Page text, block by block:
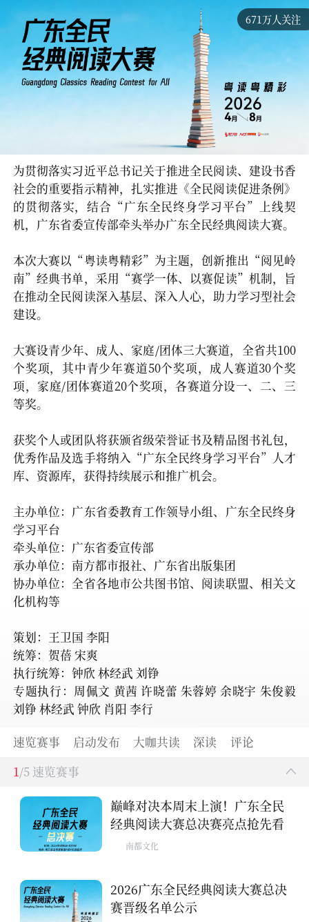
671万人关注
为贯彻落实习近平总书记关于推进全民阅读、建设书香
社会的重要指示精神，扎实推进《全民阅读促进条例》
的贯彻落实，结合“广东全民终身学习平台”上线契
机，广东省委宣传部牵头举办广东全民经典阅读大赛。
本次大赛以“粤读粤精彩”为主题，创新推出“阅见岭
南”经典书单，采用“赛学一体、以赛促读”机制，旨
在推动全民阅读深入基层、深入人心，助力学习型社会
建设。
大赛设青少年、成人、家庭/团体三大赛道，全省共100
个奖项，其中青少年赛道50个奖项，成人赛道30个奖
项，家庭/团体赛道20个奖项，各赛道分设一、二、三
等奖。
获奖个人或团队将获颁省级荣誉证书及精品图书礼包，
优秀作品及选手将纳入“广东全民终身学习平台”人才
库、资源库，获得持续展示和推广机会。
主办单位：广东省委教育工作领导小组、广东全民终身
学习平台
牵头单位：广东省委宣传部
承办单位：南方都市报社、广东省出版集团
协办单位：全省各地市公共图书馆、阅读联盟、相关文
化机构等
策划：王卫国 李阳
统筹：贺蓓 宋爽
执行统筹：钟欣 林经武 刘铮
专题执行：周佩文 黄茜 许晓蕾 朱蓉婷 余晓宇 朱俊毅
刘铮 林经武 钟欣 肖阳 李行
速览赛事 启动发布 大咖共读 深读
评论
1/5 速览赛事
巅峰对决本周末上演！广东全民
经典阅读大赛总决赛亮点抢先看
南都文化
2026广东全民经典阅读大赛总决
赛晋级名单公示